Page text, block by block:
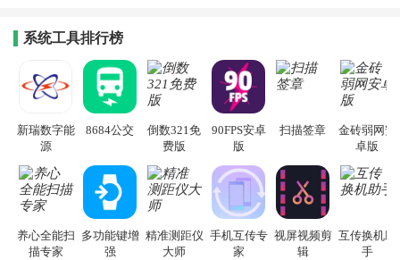
系统工具排行榜
新瑞数字能
源
8684公交
倒数321免
费版
90FPS安卓
版
扫描签章
金砖弱网安
卓版
养心全能扫
描专家
多功能键增
强
精准测距仪
大师
手机互传专
家
视屏视频剪
辑
互传换机助
手